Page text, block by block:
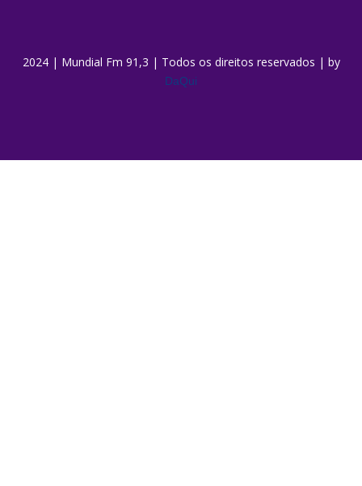
2024 | Mundial Fm 91,3 | Todos os direitos reservados | by
DaQui